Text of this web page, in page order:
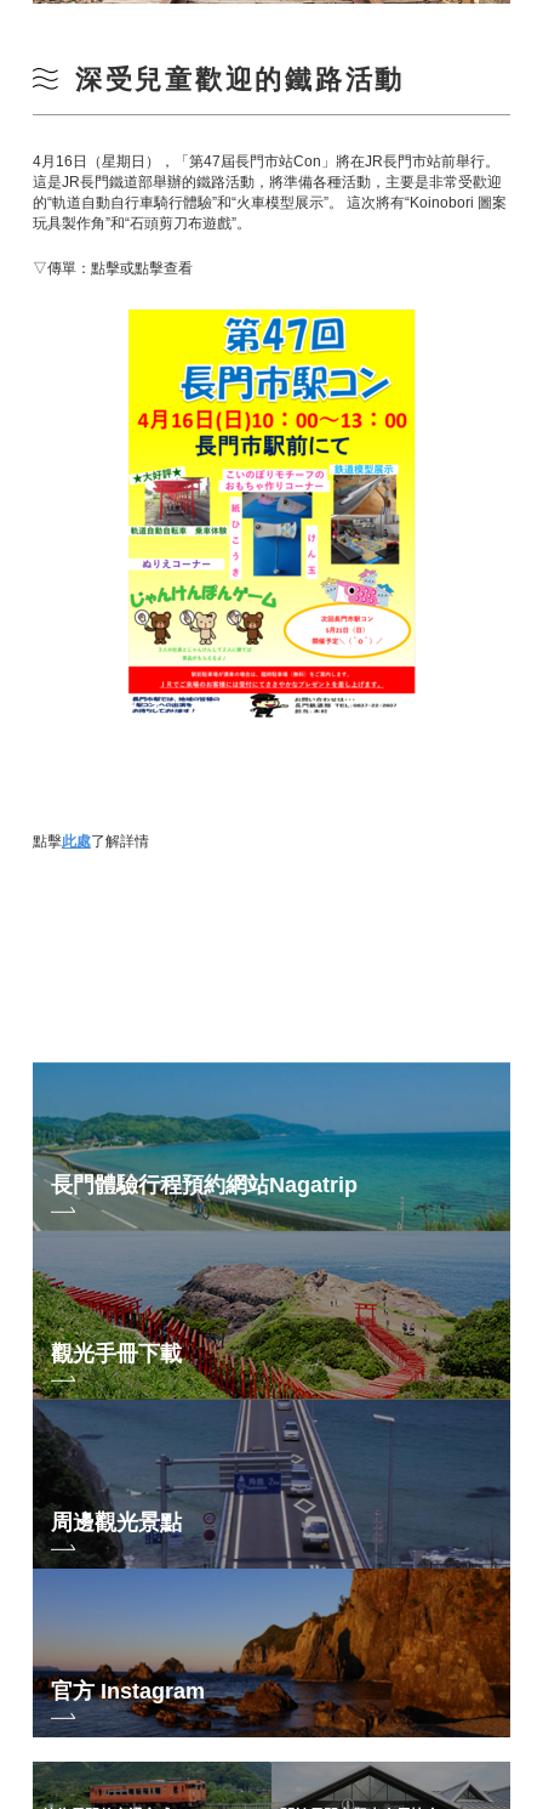
深受兒童歡迎的鐵路活動
4月16日（星期日），「第47屆長門市站Con」將在JR長門市站前舉行。
這是JR長門鐵道部舉辦的鐵路活動，將準備各種活動，主要是非常受歡迎
的“軌道自動自行車騎行體驗”和“火車模型展示”。 這次將有“Koinobori 圖案
玩具製作角”和“石頭剪刀布遊戲”。
▽傳單：點擊或點擊查看
點擊此處了解詳情
長門體驗行程預約網站Nagatrip
觀光手冊下載
周邊觀光景點
官方 Instagram